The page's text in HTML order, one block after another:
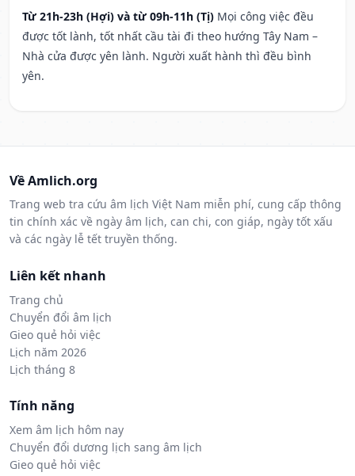
Từ 21h-23h (Hợi) và từ 09h-11h (Tị) Mọi công việc đều
được tốt lành, tốt nhất cầu tài đi theo hướng Tây Nam –
Nhà cửa được yên lành. Người xuất hành thì đều bình
yên.
Về Amlich.org
Trang web tra cứu âm lịch Việt Nam miễn phí, cung cấp thông
tin chính xác về ngày âm lịch, can chi, con giáp, ngày tốt xấu
và các ngày lễ tết truyền thống.
Liên kết nhanh
Trang chủ
Chuyển đổi âm lịch
Gieo quẻ hỏi việc
Lịch năm 2026
Lịch tháng 8
Tính năng
Xem âm lịch hôm nay
Chuyển đổi dương lịch sang âm lịch
Gieo quẻ hỏi việc